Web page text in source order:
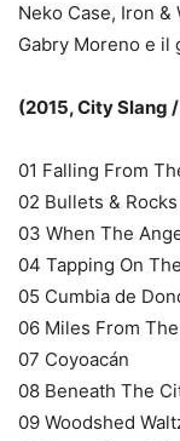
Neko Case, Iron
Gabry Moreno e il
(2015, City Slang
01 Falling From
02 Bullets & Rocks
03 When The
04 Tapping On
05 Cumbia de
06 Miles From
07 Coyoacán
08 Beneath The
09 Woodshed